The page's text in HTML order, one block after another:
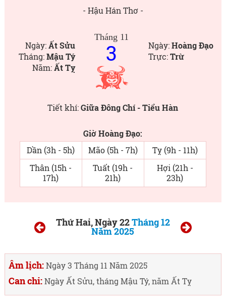
- Hậu Hán Thơ -
Ngày:Ất Sửu
Tháng:Mậu Tý
Năm:Ất Tỵ
Tháng 11
3 Ngày:Hoàng Đạo
Trực:Trừ
Tiết khí:Giữa Đông Chí - Tiểu Hàn
Giờ Hoàng Đạo:
Dần (3h - 5h)
Mão (5h - 7h)
Tỵ (9h - 11h)
Thân (15h -
17h)
Tuất (19h -
21h)
Hợi (21h -
23h)
Thứ Hai, Ngày 22Tháng 12
Năm 2025
Âm lịch:Ngày 3 Tháng 11 Năm 2025
Can chi:Ngày Ất Sửu, tháng Mậu Tý, năm Ất Tỵ